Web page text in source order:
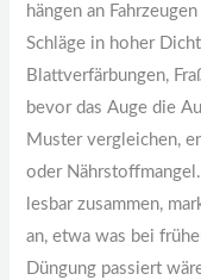
hängen an
Schläge in hoher
Blattverfärbungen,
bevor das Auge die
Muster vergleichen,
oder
lesbar zusammen,
an, etwa was bei
Düngung passiert